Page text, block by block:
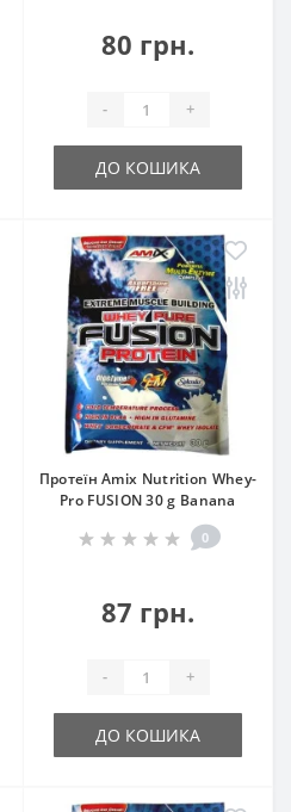
80 грн.
- +
ДО КОШИКА
Протеїн Amix Nutrition Whey-
Pro FUSION 30 g Banana
0
87 грн.
- +
ДО КОШИКА